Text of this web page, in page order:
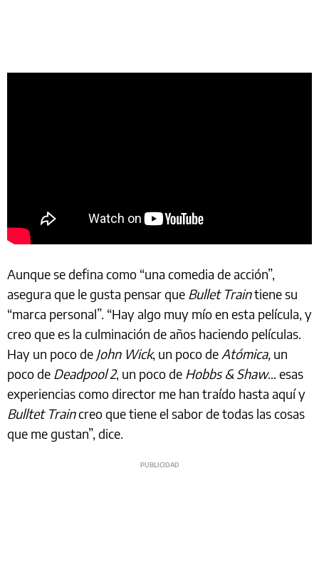
Aunque se defina como “una comedia de acción”,
asegura que le gusta pensar que Bullet Traintiene su
“marca personal”. “Hay algo muy mío en esta película, y
creo que es la culminación de años haciendo películas.
Hay un poco de John Wick, un poco de Atómica, un
poco de Deadpool 2, un poco de Hobbs & Shaw… esas
experiencias como director me han traído hasta aquí y
Bulltet Traincreo que tiene el sabor de todas las cosas
que me gustan”, dice.